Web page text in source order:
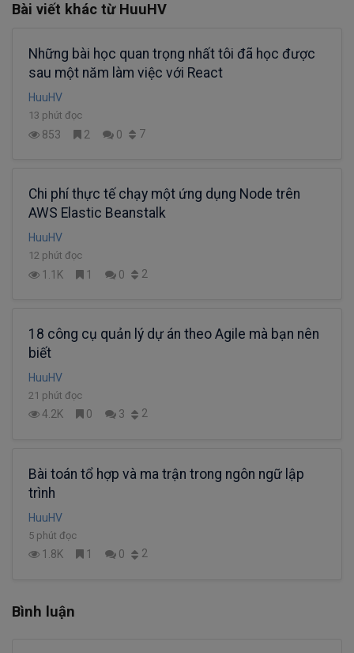
Bài viết khác từ HuuHV
Những bài học quan trọng nhất tôi đã học được
sau một năm làm việc với React
HuuHV
13 phút đọc
853 2 0 7
Chi phí thực tế chạy một ứng dụng Node trên
AWS Elastic Beanstalk
HuuHV
12 phút đọc
1.1K 1 0 2
18 công cụ quản lý dự án theo Agile mà bạn nên
biết
HuuHV
21 phút đọc
4.2K 0 3 2
Bài toán tổ hợp và ma trận trong ngôn ngữ lập
trình
HuuHV
5 phút đọc
1.8K 1 0 2
Bình luận